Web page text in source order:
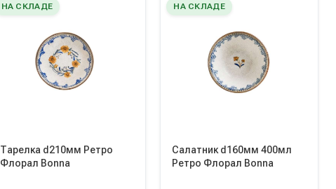
НА СКЛАДЕ
Тарелка d210мм Ретро
Флорал Bonna
НА СКЛАДЕ
Салатник d160мм 400мл
Ретро Флорал Bonna